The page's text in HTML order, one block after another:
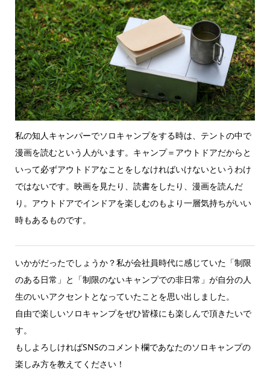
私の知人キャンパーでソロキャンプをする時は、テントの中で
漫画を読むという人がいます。キャンプ＝アウトドアだからと
いって必ずアウトドアなことをしなければいけないというわけ
ではないです。映画を見たり、読書をしたり、漫画を読んだ
り。アウトドアでインドアを楽しむのもより一層気持ちがいい
時もあるものです。
いかがだったでしょうか？私が会社員時代に感じていた「制限
のある日常」と「制限のないキャンプでの非日常」が自分の人
生のいいアクセントとなっていたことを思い出しました。
自由で楽しいソロキャンプをぜひ皆様にも楽しんで頂きたいで
す。
もしよろしければSNSのコメント欄であなたのソロキャンプの
楽しみ方を教えてください！